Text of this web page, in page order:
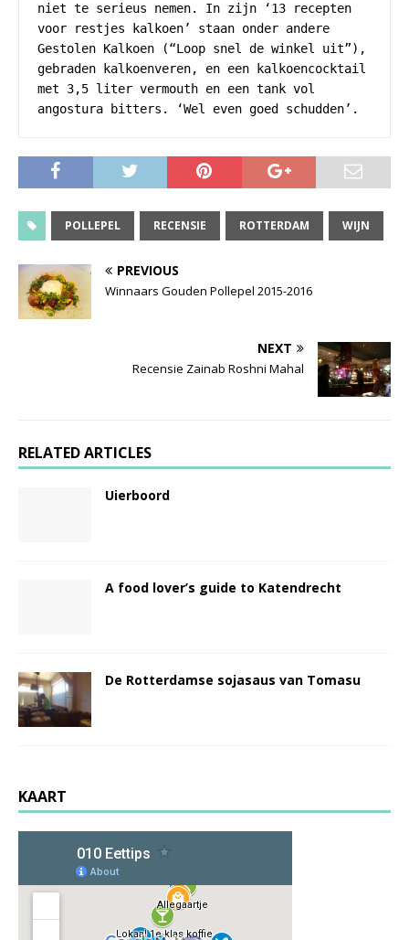
niet te serieus nemen. In zijn ‘13 recepten
voor restjes kalkoen’ staan onder andere
Gestolen Kalkoen (“Loop snel de winkel uit”),
gebraden kalkoenveren, en een kalkoencocktail
met 3,5 liter vermouth en een tank vol
angostura bitters. ‘Wel even goed schudden’.
POLLEPEL RECENSIE ROTTERDAM WIJN
PREVIOUS
Winnaars Gouden Pollepel 2015-2016
NEXT
Recensie Zainab Roshni Mahal
RELATED ARTICLES
Uierboord
A food lover’s guide to Katendrecht
De Rotterdamse sojasaus van Tomasu
KAART